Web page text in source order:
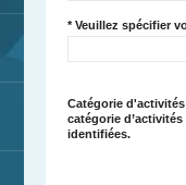
*Veuillez spécifier
Catégorie d'activités
catégorie
identifiées.